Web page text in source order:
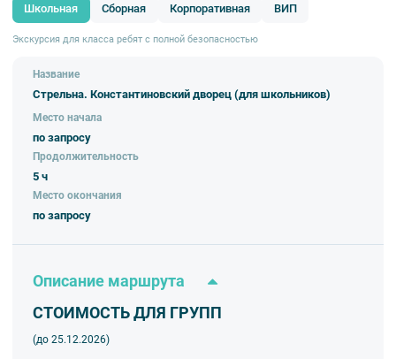
Константиновском дворце.
Рекомендуемые программы на выбор:
Экскурсия по анфиладе парадных залов и гостиных Константиновского
залов для встреч в неформальной обстановке, позволяет составить
полное представление об истории Стрельнинского дворцово-паркового
ансамбля, и о его современной функции в качестве «Дворца
конгрессов».
ИЛИ
Возрожденный замысел великого Петра
Осмотр парадных залов и гостиных Константиновского дворца
дворцово-паркового ансамбля в Стрельне, о жизни его владельцев, о
трагических временах упадка и разрушения, о грандиозных
комплекса «Дворец конгрессов».
Рекомендуем также
Школьная Сборная Корпоративная ВИП
Экскурсия для класса ребят с полной безопасностью
Название
Стрельна. Константиновский дворец (для школьников)
Место начала
по запросу
Продолжительность
5 ч
Место окончания
по запросу
Описание маршрута
СТОИМОСТЬ ДЛЯ ГРУПП
(до 25.12.2026)